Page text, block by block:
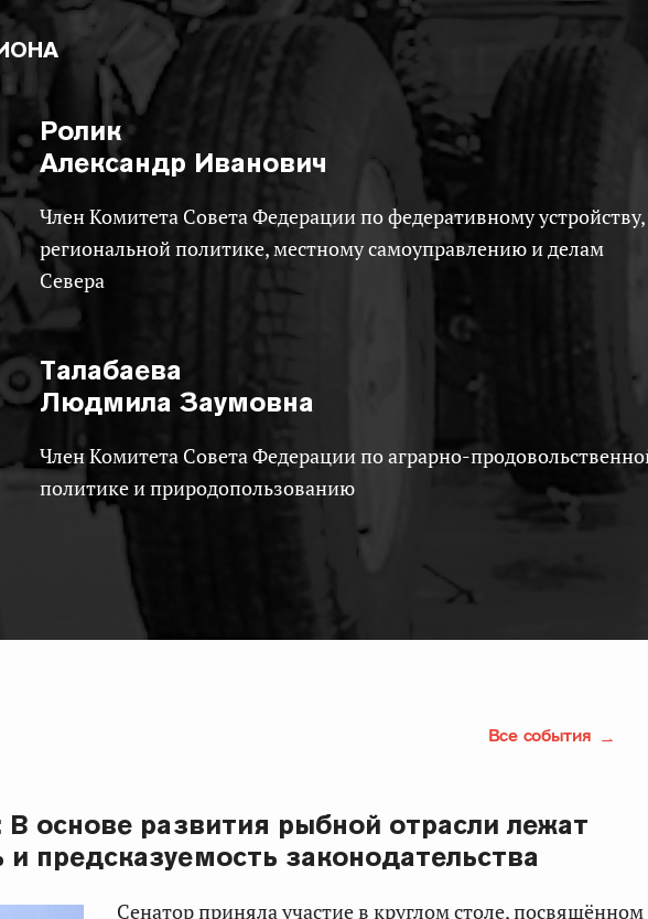
Ролик
Александр Иванович
Член Комитета Совета Федерации по федеративному устройству,
региональной политике, местному самоуправлению и делам
Севера
Талабаева
Людмила Заумовна
Член Комитета Совета Федерации по аграрно-продовольственной
политике и природопользованию
Все события
В основе развития рыбной отрасли лежат
и предсказуемость законодательства
Сенатор приняла участие в круглом столе, посвящённом